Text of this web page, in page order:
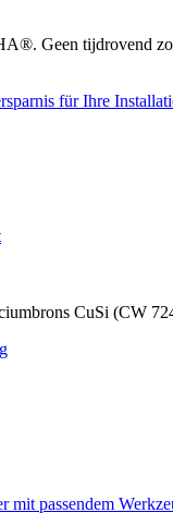
Geen tijdrovend
CuSi (CW